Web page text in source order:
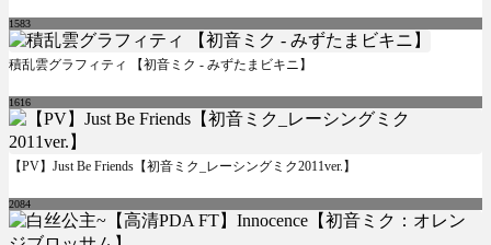
1583
積乱雲グラフィティ 【初音ミク - みずたまビキニ】
1616
【PV】Just Be Friends【初音ミク_レーシングミク2011ver.】
2084